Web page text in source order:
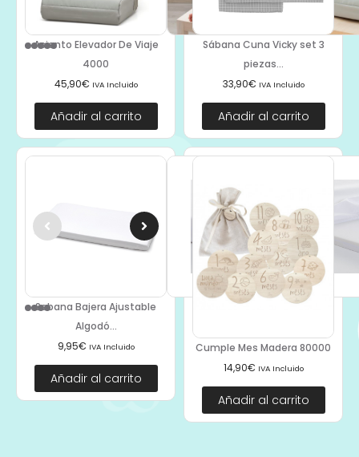
Asiento Elevador De Viaje
4000
45,90€ IVA Incluido
Añadir al carrito
Sábana Cuna Vicky set 3
piezas...
33,90€ IVA Incluido
Añadir al carrito
Sabana Bajera Ajustable
Algodó...
9,95€ IVA Incluido
Añadir al carrito
Cumple Mes Madera 80000
14,90€ IVA Incluido
Añadir al carrito